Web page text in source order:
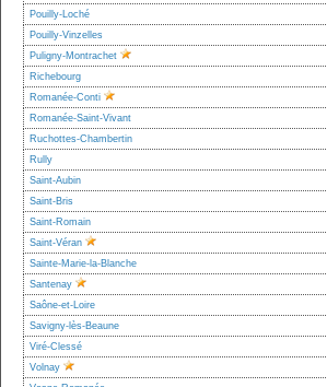
Pouilly-Loché
Pouilly-Vinzelles
Puligny-Montrachet
Richebourg
Romanée-Conti
Romanée-Saint-Vivant
Ruchottes-Chambertin
Rully
Saint-Aubin
Saint-Bris
Saint-Romain
Saint-Véran
Sainte-Marie-la-Blanche
Santenay
Saône-et-Loire
Savigny-lès-Beaune
Viré-Clessé
Volnay